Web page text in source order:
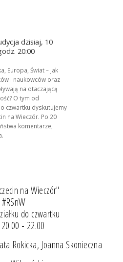
dzisiaj, 10
20:00
Europa, Świat – jak
i naukowców oraz
na otaczającą
O tym od
czwartku dyskutujemy
na Wieczór. Po 20
komentarze,
na Wieczór"
#RSnW
do czwartku
- 22.00
Rokicka, Joanna Skonieczna